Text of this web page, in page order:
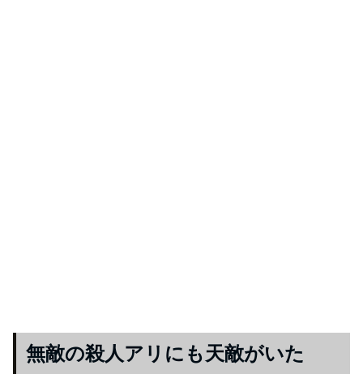
無敵の殺人アリにも天敵がいた